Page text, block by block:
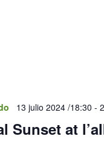
Sunset at
13 julio 2024 /18:30 -